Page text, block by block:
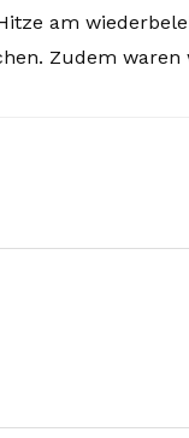
am
Zudem